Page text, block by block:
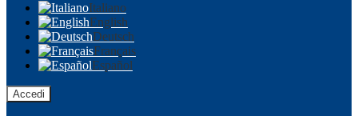
Italiano
English
Deutsch
Français
Español
Accedi